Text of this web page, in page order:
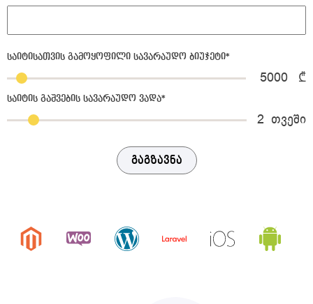
საიტისათვის გამოყოფილი სავარაუდო ბიუჯეტი*
5000 ₾
საიტის გაშვების სავარაუდო ვადა*
2 თვეში
გაგზავნა